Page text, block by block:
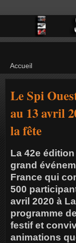
Le Spi
au 13 avril
la fête
La 42e
grand
France qui
500
avril 2020 à
programme
festif et
animations